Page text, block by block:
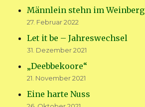
Männlein stehn im Weinberg
27. Februar 2022
Let it be – Jahreswechsel
31. Dezember 2021
„Deebbekoore“
21. November 2021
Eine harte Nuss